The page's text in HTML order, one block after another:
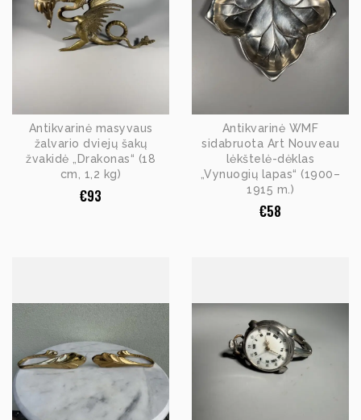
Antikvarinė masyvaus
žalvario dviejų šakų
žvakidė „Drakonas“ (18
cm, 1,2 kg)
€93
Antikvarinė WMF
sidabruota Art Nouveau
lėkštelė-dėklas
„Vynuogių lapas“ (1900–
1915 m.)
€58